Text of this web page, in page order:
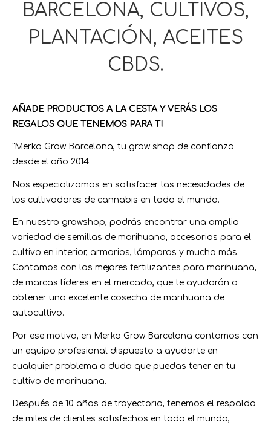
BARCELONA, CULTIVOS,
PLANTACIÓN, ACEITES
CBDS.
AÑADE PRODUCTOS A LA CESTA Y VERÁS LOS
REGALOS QUE TENEMOS PARA TI
"Merka Grow Barcelona, tu grow shop de confianza
desde el año 2014.
Nos especializamos en satisfacer las necesidades de
los cultivadores de cannabis en todo el mundo.
En nuestro growshop, podrás encontrar una amplia
variedad de semillas de marihuana, accesorios para el
cultivo en interior, armarios, lámparas y mucho más.
Contamos con los mejores fertilizantes para marihuana,
de marcas líderes en el mercado, que te ayudarán a
obtener una excelente cosecha de marihuana de
autocultivo.
Por ese motivo, en Merka Grow Barcelona contamos con
un equipo profesional dispuesto a ayudarte en
cualquier problema o duda que puedas tener en tu
cultivo de marihuana.
Después de 10 años de trayectoria, tenemos el respaldo
de miles de clientes satisfechos en todo el mundo,